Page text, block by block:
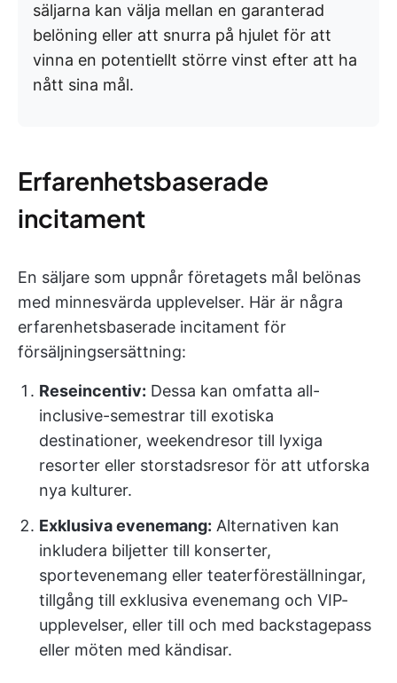
säljarna kan välja mellan en garanterad
belöning eller att snurra på hjulet för att
vinna en potentiellt större vinst efter att ha
nått sina mål.
Erfarenhetsbaserade
incitament
En säljare som uppnår företagets mål belönas
med minnesvärda upplevelser. Här är några
erfarenhetsbaserade incitament för
försäljningsersättning:
Reseincentiv: Dessa kan omfatta all-
inclusive-semestrar till exotiska
destinationer, weekendresor till lyxiga
resorter eller storstadsresor för att utforska
nya kulturer.
Exklusiva evenemang: Alternativen kan
inkludera biljetter till konserter,
sportevenemang eller teaterföreställningar,
tillgång till exklusiva evenemang och VIP-
upplevelser, eller till och med backstagepass
eller möten med kändisar.